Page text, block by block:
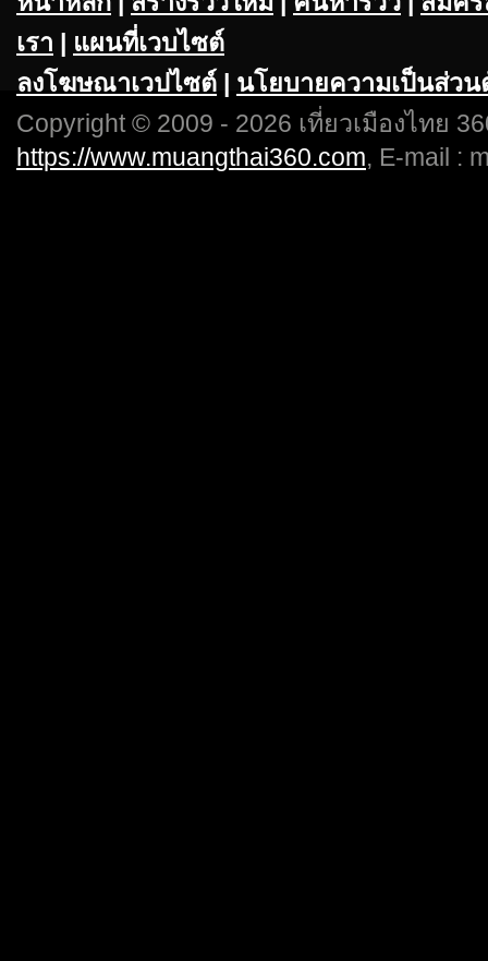
เรา | แผนที่เวบไซต์
ลงโฆษณาเวปไซต์ | นโยบายความเป็นส่วน
Copyright © 2009 - 2026 เที่ยวเมืองไทย
https://www.muangthai360.com, E-mail :